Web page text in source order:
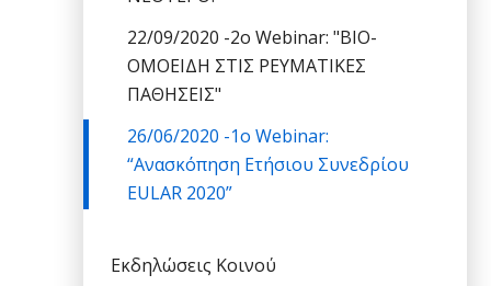
22/09/2020 -2o Webinar: "ΒΙΟ-
ΟΜΟΕΙΔΗ ΣΤΙΣ ΡΕΥΜΑΤΙΚΕΣ
ΠΑΘΗΣΕΙΣ"
26/06/2020 -1o Webinar:
“Ανασκόπηση Ετήσιου Συνεδρίου
EULAR 2020”
Εκδηλώσεις Κοινού